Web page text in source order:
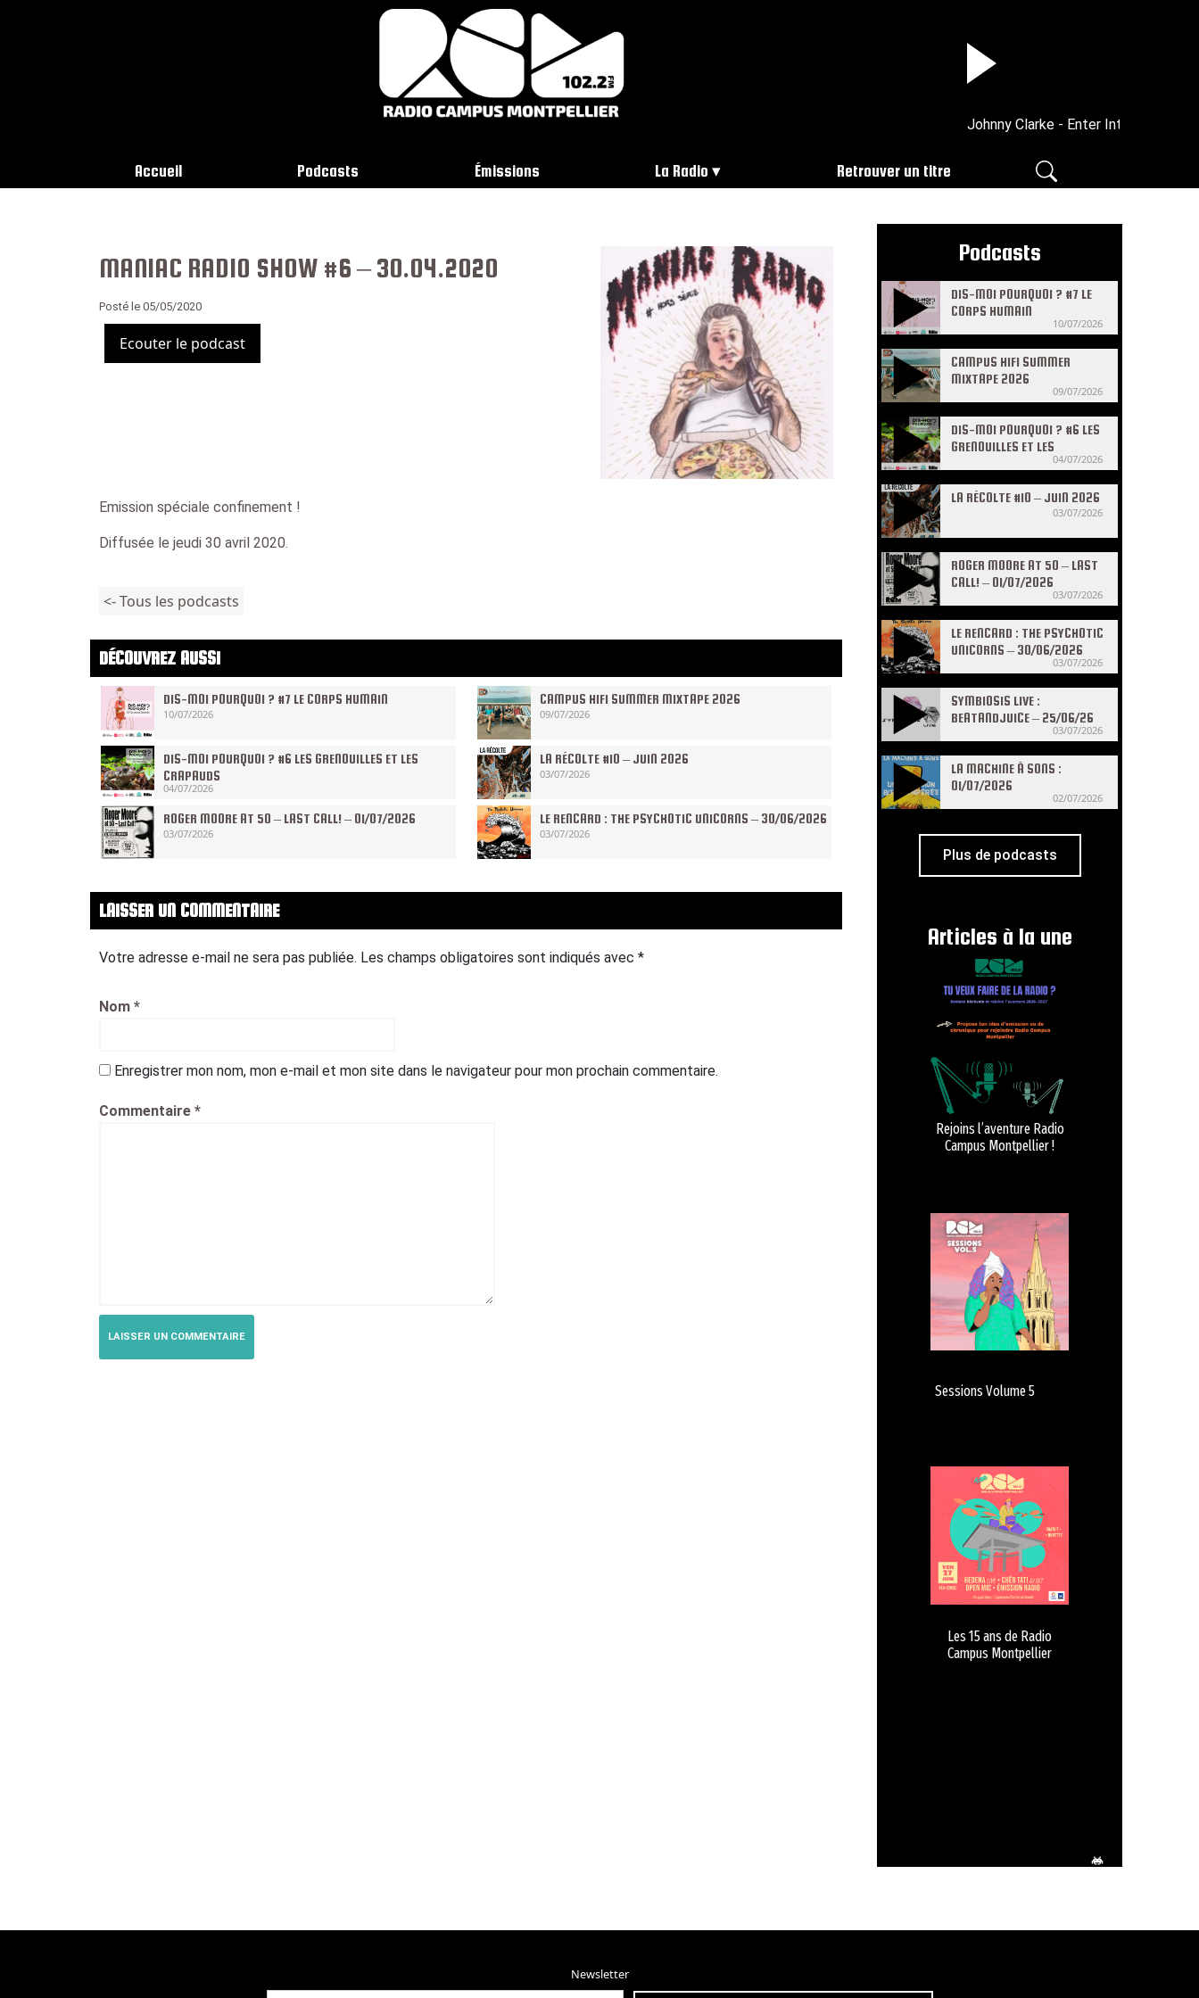
Johnny Clarke - Enter Into His Gates
Accueil Podcasts Émissions La Radio Retrouver un titre
MANIAC RADIO SHOW #6 – 30.04.2020
Posté le 05/05/2020
Ecouter le podcast
Emission spéciale confinement !
Diffusée le jeudi 30 avril 2020.
<- Tous les podcasts
DÉCOUVREZ AUSSI
DIS-MOI POURQUOI ? #7 LE CORPS HUMAIN
10/07/2026
CAMPUS HIFI SUMMER MIXTAPE 2026
09/07/2026
DIS-MOI POURQUOI ? #6 LES GRENOUILLES ET LES
CRAPAUDS
04/07/2026
LA RÉCOLTE #10 – JUIN 2026
03/07/2026
ROGER MOORE AT 50 – LAST CALL! – 01/07/2026
03/07/2026
LE RENCARD : THE PSYCHOTIC UNICORNS – 30/06/2026
03/07/2026
LAISSER UN COMMENTAIRE
Votre adresse e-mail ne sera pas publiée. Les champs obligatoires sont indiqués avec *
Nom *
Enregistrer mon nom, mon e-mail et mon site dans le navigateur pour mon prochain commentaire.
Commentaire *
Podcasts
DIS-MOI POURQUOI ? #7 LE
CORPS HUMAIN
10/07/2026
CAMPUS HIFI SUMMER
MIXTAPE 2026
09/07/2026
DIS-MOI POURQUOI ? #6 LES
GRENOUILLES ET LES
04/07/2026
LA RÉCOLTE #10 – JUIN 2026
03/07/2026
ROGER MOORE AT 50 – LAST
CALL! – 01/07/2026
03/07/2026
LE RENCARD : THE PSYCHOTIC
UNICORNS – 30/06/2026
03/07/2026
SYMBIOSIS LIVE :
BEATANDJUICE – 25/06/26
03/07/2026
LA MACHINE À SONS :
01/07/2026
02/07/2026
Plus de podcasts
Articles à la une
Rejoins l’aventure Radio
Campus Montpellier !
Sessions Volume 5
Les 15 ans de Radio
Campus Montpellier
Newsletter